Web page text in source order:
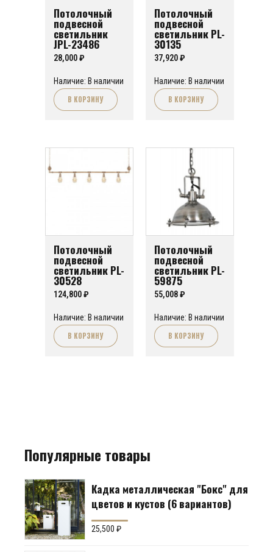
Потолочный
подвесной
светильник
JPL-23486
28,000₽
Наличие: В наличии
В КОРЗИНУ
Потолочный
подвесной
светильник PL-
30135
37,920₽
Наличие: В наличии
В КОРЗИНУ
Потолочный
подвесной
светильник PL-
30528
124,800₽
Наличие: В наличии
В КОРЗИНУ
Потолочный
подвесной
светильник PL-
59875
55,008₽
Наличие: В наличии
В КОРЗИНУ
Популярные товары
Кадка металлическая "Бокс" для
цветов и кустов (6 вариантов)
25,500₽